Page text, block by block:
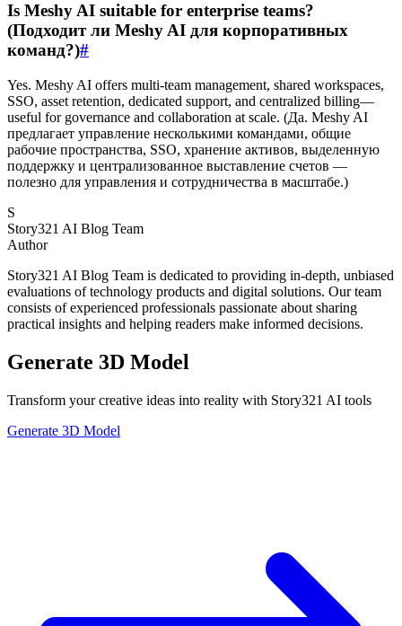
Is Meshy AI suitable for enterprise teams?
(Подходит ли Meshy AI для корпоративных
команд?)#
Yes. Meshy AI offers multi-team management, shared workspaces,
SSO, asset retention, dedicated support, and centralized billing—
useful for governance and collaboration at scale. (Да. Meshy AI
предлагает управление несколькими командами, общие
рабочие пространства, SSO, хранение активов, выделенную
поддержку и централизованное выставление счетов —
полезно для управления и сотрудничества в масштабе.)
S
Story321 AI Blog Team
Author
Story321 AI Blog Team is dedicated to providing in-depth, unbiased
evaluations of technology products and digital solutions. Our team
consists of experienced professionals passionate about sharing
practical insights and helping readers make informed decisions.
Generate 3D Model
Transform your creative ideas into reality with Story321 AI tools
Generate 3D Model